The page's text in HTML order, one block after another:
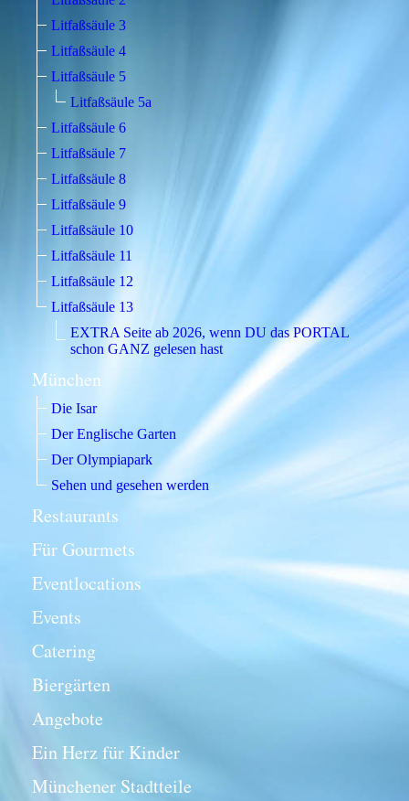
Litfaßsäule 3
Litfaßsäule 4
Litfaßsäule 5
Litfaßsäule 5a
Litfaßsäule 6
Litfaßsäule 7
Litfaßsäule 8
Litfaßsäule 9
Litfaßsäule 10
Litfaßsäule 11
Litfaßsäule 12
Litfaßsäule 13
EXTRA Seite ab 2026, wenn DU das PORTAL
schon GANZ gelesen hast
München
Die Isar
Der Englische Garten
Der Olympiapark
Sehen und gesehen werden
Restaurants
Für Gourmets
Eventlocations
Events
Catering
Biergärten
Angebote
Ein Herz für Kinder
Münchener Stadtteile